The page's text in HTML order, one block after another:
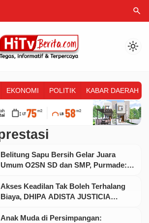
search
light_mode
EKONOMI POLITIK KABAR DAERAH
Belitung Sapu Bersih Gelar Juara
Umum O2SN SD dan SMP, Purmade:
Akses Keadilan Tak Boleh Terhalang
Biaya, DHIPA ADISTA JUSTICIA
Masyarakat
Anak Muda di Persimpangan: